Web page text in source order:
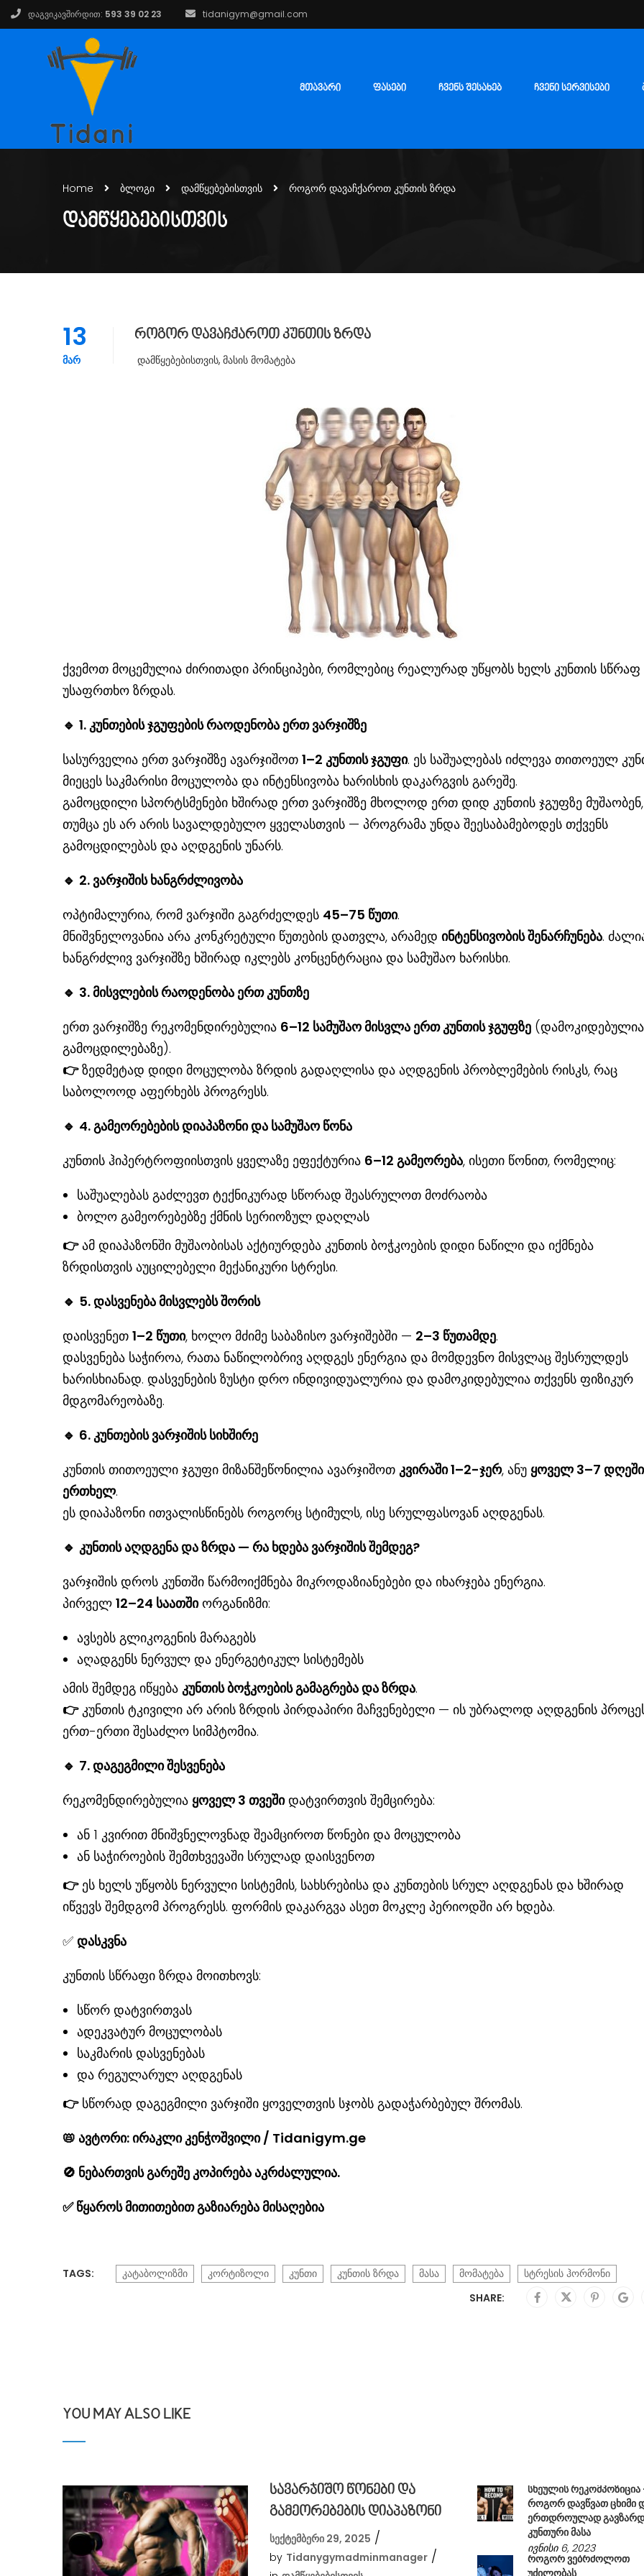
დაგვიკავშირდით: 593 39 02 23 tidanigym@gmail.com
ᲛᲗᲐᲕᲐᲠᲘ ᲤᲐᲡᲔᲑᲘ ᲩᲕᲔᲜᲡ ᲨᲔᲡᲐᲮᲔᲑ ᲩᲕᲔᲜᲘ ᲡᲔᲠᲕᲘᲡᲔᲑᲘ
Home ბლოგი დამწყებებისთვის როგორ დავაჩქაროთ კუნთის ზრდა
ᲓᲐᲛᲬᲧᲔᲑᲔᲑᲘᲡᲗᲕᲘᲡ
13
ᲛᲐᲠ
როგორ დავაჩქაროთ კუნთის ზრდა
Დამწყებებისთვის, Მასის Მომატება
ქვემოთ მოცემულია ძირითადი პრინციპები, რომლებიც რეალურად უწყობს ხელს კუნთის
უსაფრთხო ზრდას.
🔹 1. კუნთების ჯგუფების რაოდენობა ერთ ვარჯიშზე
სასურველია ერთ ვარჯიშზე ავარჯიშოთ 1–2 კუნთის ჯგუფი. ეს საშუალებას იძლევა თითოეულ
მიეცეს საკმარისი მოცულობა და ინტენსივობა ხარისხის დაკარგვის გარეშე.
გამოცდილი სპორტსმენები ხშირად ერთ ვარჯიშზე მხოლოდ ერთ დიდ კუნთის ჯგუფზე მუშაობენ,
თუმცა ეს არ არის სავალდებულო ყველასთვის — პროგრამა უნდა შეესაბამებოდეს თქვენს
გამოცდილებას და აღდგენის უნარს.
🔹 2. ვარჯიშის ხანგრძლივობა
ოპტიმალურია, რომ ვარჯიში გაგრძელდეს 45–75 წუთი.
მნიშვნელოვანია არა კონკრეტული წუთების დათვლა, არამედ ინტენსივობის შენარჩუნება.
ხანგრძლივ ვარჯიშზე ხშირად იკლებს კონცენტრაცია და სამუშაო ხარისხი.
🔹 3. მისვლების რაოდენობა ერთ კუნთზე
ერთ ვარჯიშზე რეკომენდირებულია 6–12 სამუშაო მისვლა ერთ კუნთის ჯგუფზე (დამოკიდებულია
გამოცდილებაზე).
👉ზედმეტად დიდი მოცულობა ზრდის გადაღლისა და აღდგენის პრობლემების რისკს, რაც
საბოლოოდ აფერხებს პროგრესს.
🔹 4. გამეორებების დიაპაზონი და სამუშაო წონა
კუნთის ჰიპერტროფიისთვის ყველაზე ეფექტურია 6–12 გამეორება, ისეთი წონით, რომელიც:
საშუალებას გაძლევთ ტექნიკურად სწორად შეასრულოთ მოძრაობა
ბოლო გამეორებებზე ქმნის სერიოზულ დაღლას
👉ამ დიაპაზონში მუშაობისას აქტიურდება კუნთის ბოჭკოების დიდი ნაწილი და იქმნება
ზრდისთვის აუცილებელი მექანიკური სტრესი.
🔹 5. დასვენება მისვლებს შორის
დაისვენეთ 1–2 წუთი, ხოლო მძიმე საბაზისო ვარჯიშებში — 2–3 წუთამდე.
დასვენება საჭიროა, რათა ნაწილობრივ აღდგეს ენერგია და მომდევნო მისვლაც შესრულდეს
ხარისხიანად. დასვენების ზუსტი დრო ინდივიდუალურია და დამოკიდებულია თქვენს ფიზიკურ
მდგომარეობაზე.
🔹 6. კუნთების ვარჯიშის სიხშირე
კუნთის თითოეული ჯგუფი მიზანშეწონილია ავარჯიშოთ კვირაში 1–2-ჯერ, ანუ ყოველ 3–7 დღეში
ერთხელ.
ეს დიაპაზონი ითვალისწინებს როგორც სტიმულს, ისე სრულფასოვან აღდგენას.
🔹 კუნთის აღდგენა და ზრდა — რა ხდება ვარჯიშის შემდეგ?
ვარჯიშის დროს კუნთში წარმოიქმნება მიკროდაზიანებები და იხარჯება ენერგია.
პირველ 12–24 საათშიორგანიზმი:
ავსებს გლიკოგენის მარაგებს
აღადგენს ნერვულ და ენერგეტიკულ სისტემებს
ამის შემდეგ იწყება კუნთის ბოჭკოების გამაგრება და ზრდა.
👉კუნთის ტკივილი არ არის ზრდის პირდაპირი მაჩვენებელი — ის უბრალოდ აღდგენის
ერთ-ერთი შესაძლო სიმპტომია.
🔹 7. დაგეგმილი შესვენება
რეკომენდირებულია ყოველ 3 თვეშიდატვირთვის შემცირება:
ან 1 კვირით მნიშვნელოვნად შეამციროთ წონები და მოცულობა
ან საჭიროების შემთხვევაში სრულად დაისვენოთ
👉ეს ხელს უწყობს ნერვული სისტემის, სახსრებისა და კუნთების სრულ აღდგენას და ხშირად
იწვევს შემდგომ პროგრესს. ფორმის დაკარგვა ასეთ მოკლე პერიოდში არ ხდება.
✅ დასკვნა
კუნთის სწრაფი ზრდა მოითხოვს:
სწორ დატვირთვას
ადეკვატურ მოცულობას
საკმარის დასვენებას
და რეგულარულ აღდგენას
👉სწორად დაგეგმილი ვარჯიში ყოველთვის სჯობს გადაჭარბებულ შრომას.
📛 ავტორი: ირაკლი კენჭოშვილი / Tidanigym.ge
🚫 ნებართვის გარეშე კოპირება აკრძალულია.
✅ წყაროს მითითებით გაზიარება მისაღებია
TAGS: კატაბოლიზმი კორტიზოლი კუნთი კუნთის ზრდა მასა მომატება
სტრესის ჰორმონი
SHARE:
YOU MAY ALSO LIKE
სავარჯიშო წონები და
გამეორებების დიაპაზონი
სექტემბერი 29, 2025
by Tidanygymadminmanager
სხეულის
როგორ დავწვათ ცხიმი
ერთდროულად
კუნთური მასა
ივნისი 6, 2023
როგორ ვებრძოლოთ
უძილობას